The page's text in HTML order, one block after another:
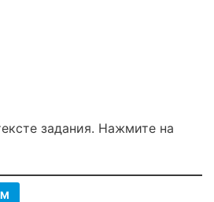
задания. Нажмите на